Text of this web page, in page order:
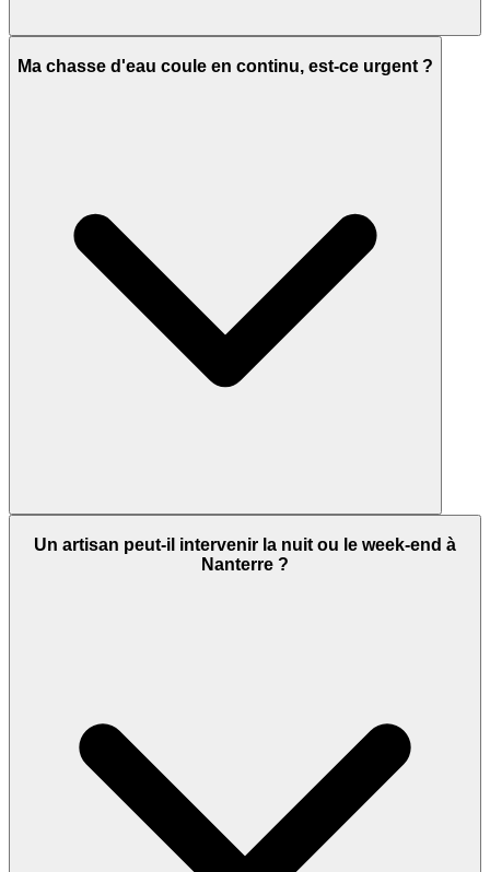
Ma chasse d'eau coule en continu, est-ce urgent ?
Un artisan peut-il intervenir la nuit ou le week-end à
Nanterre ?